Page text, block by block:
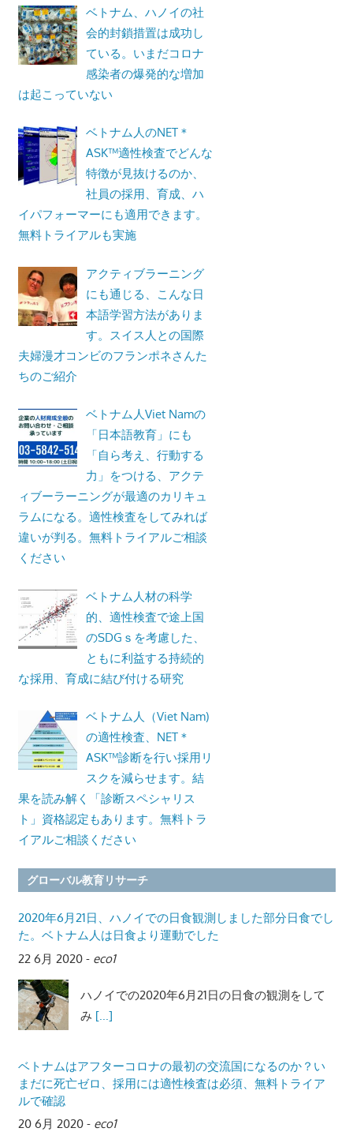
ベトナム、ハノイの社
会的封鎖措置は成功し
ている。いまだコロナ
感染者の爆発的な増加
は起こっていない
ベトナム人のNET＊
ASK™適性検査でどんな
特徴が見抜けるのか、
社員の採用、育成、ハ
イパフォーマーにも適用できます。
無料トライアルも実施
アクティブラーニング
にも通じる、こんな日
本語学習方法がありま
す。スイス人との国際
夫婦漫才コンビのフランポネさんた
ちのご紹介
ベトナム人Viet Namの
「日本語教育」にも
「自ら考え、行動する
力」をつける、アクテ
ィブーラーニングが最適のカリキュ
ラムになる。適性検査をしてみれば
違いが判る。無料トライアルご相談
ください
ベトナム人材の科学
的、適性検査で途上国
のSDGｓを考慮した、
ともに利益する持続的
な採用、育成に結び付ける研究
ベトナム人（Viet Nam)
の適性検査、NET＊
ASK™診断を行い採用リ
スクを減らせます。結
果を読み解く「診断スペシャリス
ト」資格認定もあります。無料トラ
イアルご相談ください
グローバル教育リサーチ
た。ベトナム人は日食より運動でした
eco1
み[...]
まだに死亡ゼロ、採用には適性検査は必須、無料トライア
ルで確認